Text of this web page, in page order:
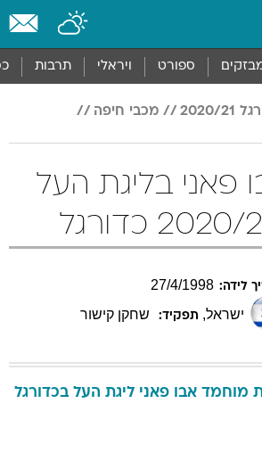
ספורט ויראלי תרבות
21
מכבי חיפה
פאני בליגת העל
לידה: 27/4/1998
ישראל, תפקיד: שחקן קישור
מוחמד אבו פאני ליגת העל בכדורגל